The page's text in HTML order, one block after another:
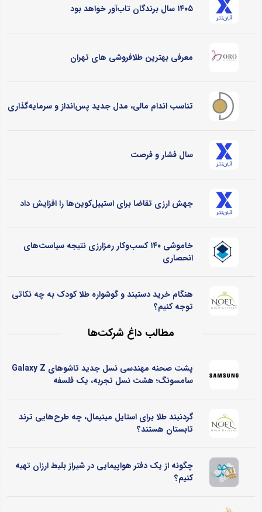
۱۴۰۵ سال برندگان تاب‌آور خواهد بود
معرفی بهترین طلافروشی های تهران
تناسب اندام مالی، مدل جدید پس‌انداز و سرمایه‌گذاری
سال فشار و فرصت
جهش ارزی تقاضا برای استیبل‌کوین‌ها را افزایش داد
خاموشی ۱۴۰ کسب‌وکار رمزارزی نتیجه سیاست‌های
انحصاری
هنگام خرید دستبند و گوشواره طلا کودک به چه نکاتی
توجه کنیم؟
مطالب داغ شرکت‌ها
پشت صحنه مهندسی نسل جدید تاشوهای Galaxy Z
سامسونگ؛ هشت نسل تجربه، یک فلسفه
گردنبند طلا برای استایل مینیمال، چه طرح‌هایی ترند
تابستان هستند؟
چگونه از یک دفتر هواپیمایی در شیراز بلیط ارزان تهیه
کنیم؟